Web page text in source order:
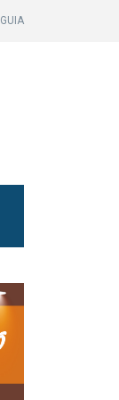
GUIA